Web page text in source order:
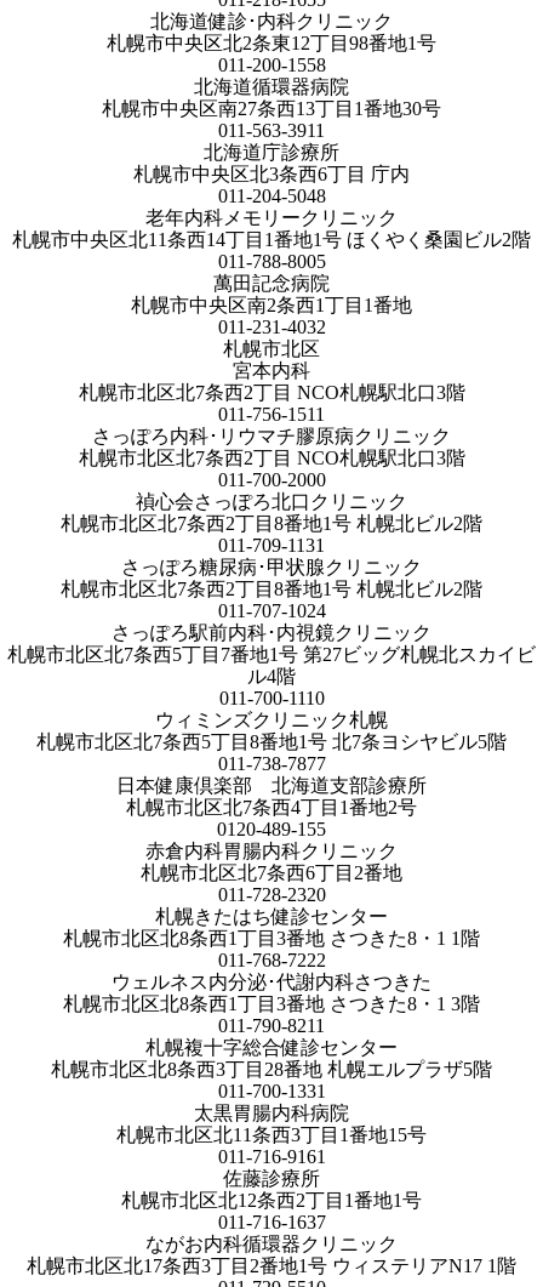
北海道健診･内科クリニック
札幌市中央区北2条東12丁目98番地1号
011-200-1558
北海道循環器病院
札幌市中央区南27条西13丁目1番地30号
011-563-3911
北海道庁診療所
札幌市中央区北3条西6丁目 庁内
011-204-5048
老年内科メモリークリニック
札幌市中央区北11条西14丁目1番地1号 ほくやく桑園ビル2階
011-788-8005
萬田記念病院
札幌市中央区南2条西1丁目1番地
011-231-4032
札幌市北区
宮本内科
札幌市北区北7条西2丁目 NCO札幌駅北口3階
011-756-1511
さっぽろ内科･リウマチ膠原病クリニック
札幌市北区北7条西2丁目 NCO札幌駅北口3階
011-700-2000
禎心会さっぽろ北口クリニック
札幌市北区北7条西2丁目8番地1号 札幌北ビル2階
011-709-1131
さっぽろ糖尿病･甲状腺クリニック
札幌市北区北7条西2丁目8番地1号 札幌北ビル2階
011-707-1024
さっぽろ駅前内科･内視鏡クリニック
札幌市北区北7条西5丁目7番地1号 第27ビッグ札幌北スカイビ
ル4階
011-700-1110
ウィミンズクリニック札幌
札幌市北区北7条西5丁目8番地1号 北7条ヨシヤビル5階
011-738-7877
日本健康倶楽部 北海道支部診療所
札幌市北区北7条西4丁目1番地2号
0120-489-155
赤倉内科胃腸内科クリニック
札幌市北区北7条西6丁目2番地
011-728-2320
札幌きたはち健診センター
札幌市北区北8条西1丁目3番地 さつきた8・1 1階
011-768-7222
ウェルネス内分泌･代謝内科さつきた
札幌市北区北8条西1丁目3番地 さつきた8・1 3階
011-790-8211
札幌複十字総合健診センター
札幌市北区北8条西3丁目28番地 札幌エルプラザ5階
011-700-1331
太黒胃腸内科病院
札幌市北区北11条西3丁目1番地15号
011-716-9161
佐藤診療所
札幌市北区北12条西2丁目1番地1号
011-716-1637
ながお内科循環器クリニック
札幌市北区北17条西3丁目2番地1号 ウィステリアN17 1階